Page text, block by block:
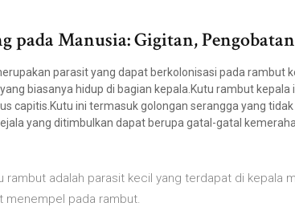
pada Manusia: Gigitan,
parasit yang dapat berkolonisasi pada rambut
biasanya hidup di bagian kepala.Kutu rambut
capitis.Kutu ini termasuk golongan serangga yang
yang ditimbulkan dapat berupa gatal-gatal
rambut adalah parasit kecil yang terdapat di kepala
menempel pada rambut.